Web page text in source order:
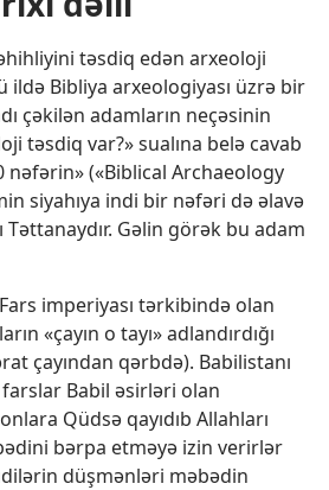
təsdiq edən arxeoloji
ildə Bibliya arxeologiyası üzrə bir
çəkilən adamların neçəsinin
təsdiq var?» sualına belə cavab
nəfərin» («Biblical Archaeology
siyahıya indi bir nəfəri də əlavə
Təttanaydır. Gəlin görək bu adam
imperiyası tərkibində olan
«çayın o tayı» adlandırdığı
çayından qərbdə). Babilistanı
Babil əsirləri olan
Qüdsə qayıdıb Allahları
bərpa etməyə izin verirlər
düşmənləri məbədin